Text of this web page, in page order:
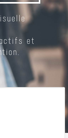
et